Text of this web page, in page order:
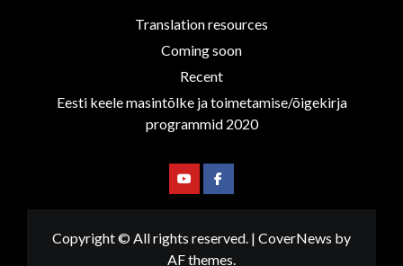
Translation resources
Coming soon
Recent
Eesti keele masintõlke ja toimetamise/õigekirja
programmid 2020
YoutubeFacebook
Copyright © All rights reserved. | CoverNews by
AF themes.